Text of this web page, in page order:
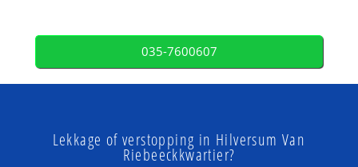
035-7600607
Lekkage of verstopping in Hilversum Van
Riebeeckkwartier?